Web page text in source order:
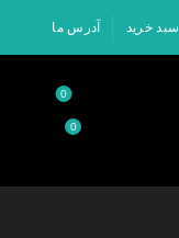
سبد خرید آدرس ما
0
0